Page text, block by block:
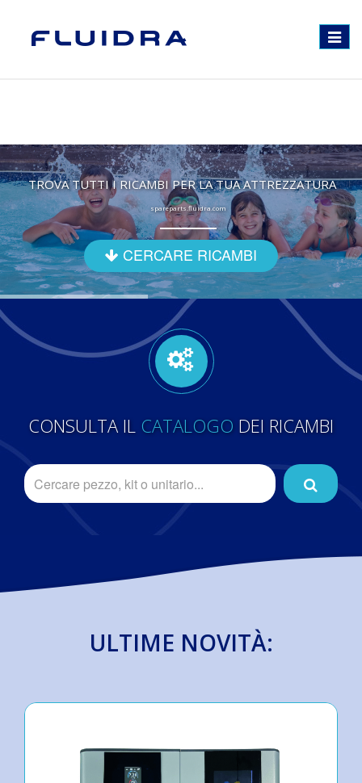
Toggle
TROVA TUTTI I RICAMBI PER LA TUA ATTREZZATURA
spareparts.fluidra.com
CERCARE RICAMBI
CONSULTA IL CATALOGO DEI RICAMBI
ULTIME NOVITÀ: